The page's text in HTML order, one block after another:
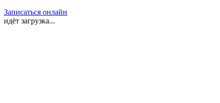
Записаться онлайн
идёт загрузка...